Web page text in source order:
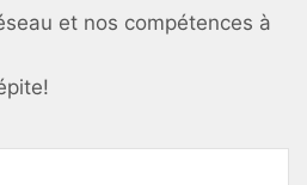
et nos compétences à